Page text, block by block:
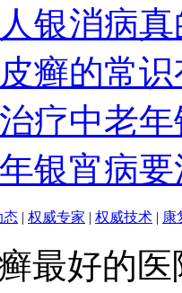
银消病
癣的常
疗中老
银宵病
态 | 权威专家 | 权威技术 | 康
最好的